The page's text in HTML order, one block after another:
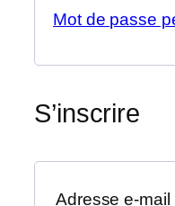
Mot de passe
S’inscrire
Adresse e-mail